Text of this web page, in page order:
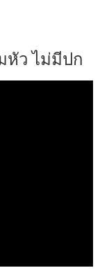
หัว ไม่มีปก